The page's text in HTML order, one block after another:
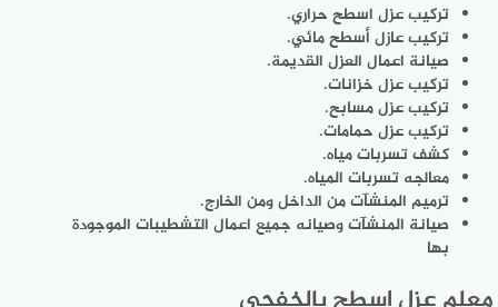
تركيب عزل اسطح حراري.
تركيب عازل أسطح مائي.
صيانة اعمال العزل القديمة.
تركيب عزل خزانات.
تركيب عزل مسابح.
تركيب عزل حمامات.
كشف تسربات مياه.
معالجه تسربات المياه.
ترميم المنشآت من الداخل ومن الخارج.
صيانة المنشآت وصيانه جميع اعمال التشطيبات الموجودة
بها